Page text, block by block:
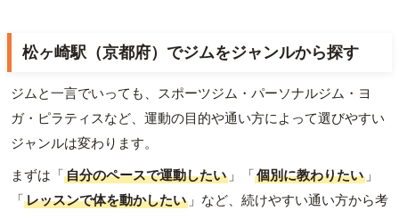
松ヶ崎駅（京都府）でジムをジャンルから探す
ジムと一言でいっても、スポーツジム・パーソナルジム・ヨ
ガ・ピラティスなど、運動の目的や通い方によって選びやすい
ジャンルは変わります。
まずは「自分のペースで運動したい 」「個別に教わりたい 」
「レッスンで体を動かしたい 」など、続けやすい通い方から考